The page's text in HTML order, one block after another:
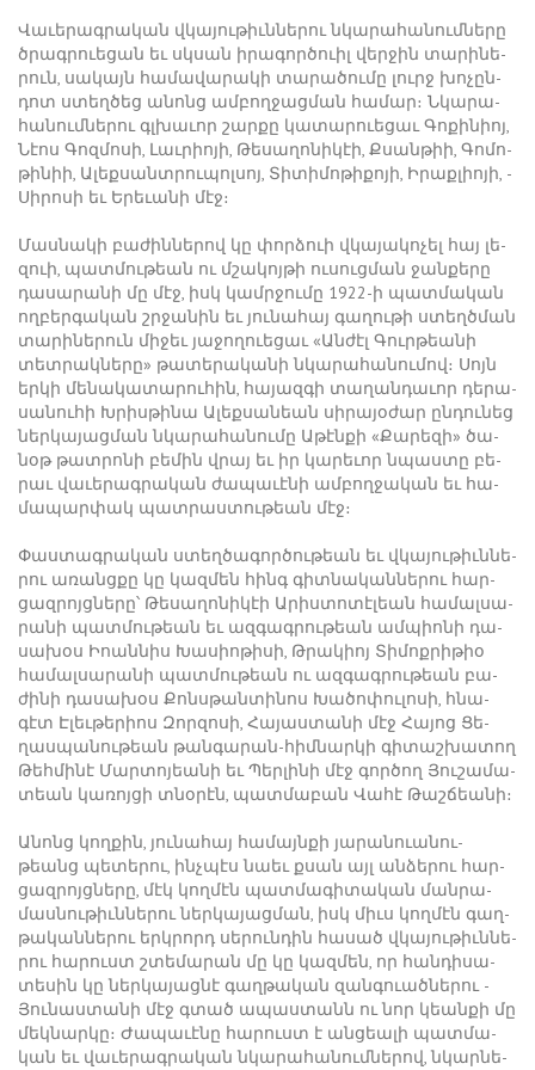
Վա­ւե­րագ­րա­կան վկա­յու­թիւն­նե­րու նկա­րա­հա­նում­նե­րը
ծրագ­րո­ւե­ցան եւ սկսան ի­րա­գոր­ծո­ւիլ վեր­ջին տա­րի­նե­
րուն, սա­կայն հա­մա­վա­րա­կի տա­րա­ծու­մը լուրջ խո­չըն­
դոտ ստեղ­ծեց ա­նոնց ամ­բող­ջաց­ման հա­մար։ Ն­կա­րա­
հա­նում­նե­րու գլխա­ւոր շար­քը կա­տա­րուե­ցաւ ­Գո­քի­նիոյ,
­Նէոս ­Գոզ­մո­սի, ­Լաւ­րիո­յի, ­Թե­սա­ղո­նի­կէի, Ք­սան­թիի, ­Գո­մո­
թի­նիի, Ա­լեք­սանտ­րու­պոլ­սոյ, ­Տի­տի­մո­թի­քո­յի, Ի­րաք­լիո­յի, ­
Սի­րո­սի եւ Ե­րե­ւա­նի մէջ։
­Մաս­նա­կի բա­ժին­նե­րով կը փոր­ձո­ւի վկա­յա­կո­չել հայ լե­
զո­ւի, պատ­մու­թեան ու մշա­կոյ­թի ու­սուց­ման ջան­քե­րը
դա­սա­րա­նի մը մէջ, իսկ կամր­ջու­մը 1922-ի պատ­մա­կան
ող­բեր­գա­կան շրջա­նին եւ յու­նա­հայ գա­ղու­թի ստեղծ­ման
տա­րի­նե­րուն մի­ջեւ յա­ջո­ղո­ւե­ցաւ «Ան­ժէլ ­Գուր­թեա­նի
տետ­րակ­նե­րը» թա­տե­րա­կանի նկա­րա­հա­նու­մով։ ­Սոյն
եր­կի մե­նա­կա­տա­րու­հին, հա­յազ­գի տա­ղան­դա­ւոր դե­րա­
սա­նու­հի Խ­րիս­թի­նա Ա­լեք­սա­նեան սի­րա­յօ­ժար ըն­դու­նեց
ներ­կա­յաց­ման նկա­րա­հա­նու­մը Ա­թէն­քի «­Քա­րե­զի» ծա­
նօթ թատ­րո­նի բե­մին վրայ եւ իր կա­րե­ւոր նպաս­տը բե­
րաւ վա­ւե­րագ­րա­կան ժա­պա­ւէ­նի ամ­բող­ջա­կան եւ հա­
մա­պար­փակ պատ­րաս­տու­թեան մէջ։
­Փաս­տագ­րա­կան ստեղ­ծա­գոր­ծու­թեան եւ վկա­յու­թիւն­նե­
րու ա­ռանց­քը կը կազ­մեն հինգ գիտ­նա­կան­նե­րու հար­
ցազ­րոյց­նե­րը՝ ­Թե­սա­ղո­նի­կէի Ա­րիս­տո­տէ­լեան հա­մալ­սա­
րա­նի պատ­մու­թեան եւ ազ­գագ­րու­թեան ամ­պիո­նի դա­
սա­խօս Իոան­նիս ­Խա­սիո­թի­սի, Թ­րա­կիոյ ­Տի­մոք­րի­թիօ
հա­մալ­սա­րա­նի պատ­մու­թեան ու ազ­գագ­րու­թեան բա­
ժի­նի դա­սա­խօս ­Քոնս­թան­տի­նոս ­Խա­ծո­փու­լո­սի, հնա­
գէտ Է­լեւ­թե­րիոս ­Զոր­զո­սի, ­Հա­յաս­տա­նի մէջ ­Հա­յոց Ցե­
ղաս­պա­նու­թեան թան­գա­րան-հիմնարկի գի­տաշ­խա­տող
­Թեհ­մի­նէ ­Մար­տո­յեա­նի եւ ­Պեր­լի­նի մէջ գոր­ծող ­Յու­շա­մա­
տեան կա­ռոյ­ցի տնօ­րէն, պատ­մա­բան ­Վա­հէ ­Թաշ­ճեա­նի։
Ա­նոնց կող­քին, յու­նա­հայ հա­մայն­քի յա­րա­նո­ւա­նու­
թեանց պե­տե­րու, ինչ­պէս նաեւ քսան այլ ան­ձե­րու հար­
ցազ­րոյց­նե­րը, մէկ կող­մէն պատ­մա­գի­տա­կան ման­րա­
մաս­նու­թիւն­նե­րու ներ­կա­յաց­ման, իսկ միւս կող­մէն գաղ­
թա­կան­նե­րու երկ­րորդ սե­րուն­դին հա­սած վկա­յու­թիւն­նե­
րու հա­րուստ շտե­մա­րան մը կը կազ­մեն, որ հան­դի­սա­
տե­սին կը ներ­կա­յաց­նէ գաղ­թա­կան զան­գո­ւած­նե­րու ­
Յու­նաս­տա­նի մէջ գտած ա­պաս­տանն ու նոր կեան­քի մը
մեկ­նար­կը։ ­Ժա­պա­ւէ­նը հա­րուստ է ան­ցեա­լի պատ­մա­
կան եւ վա­ւե­րագ­րա­կան նկա­րա­հա­նում­նե­րով, նկար­նե­